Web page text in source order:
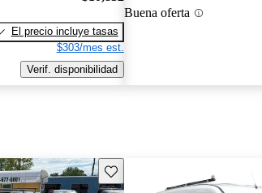
El precio incluye tasas
$303/mes est.
Verif. disponibilidad
Buena oferta
Guarda este Aviso